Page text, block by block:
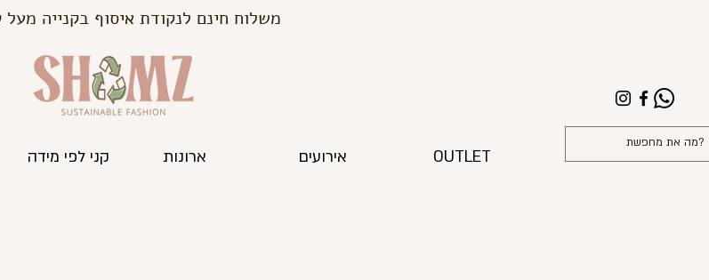
משלוח חינם לנקודת איסוף בקנייה מעל 350₪🤍
קני לפי מידה ארונות אירועים OUTLET